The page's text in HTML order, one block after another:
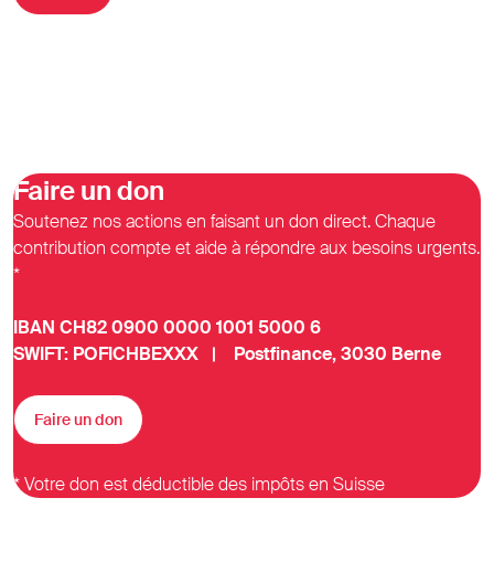
Faire un don
Soutenez nos actions en faisant un don direct. Chaque
contribution compte et aide à répondre aux besoins urgents.
*
IBAN CH82 0900 0000 1001 5000 6
SWIFT: POFICHBEXXX | Postfinance, 3030 Berne
Faire un don
* Votre don est déductible des impôts en Suisse